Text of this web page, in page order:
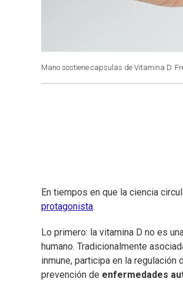
Mano sostiene capsulas de Vitamina D
En tiempos en que la ciencia
protagonista.
Lo primero: la vitamina D no es
humano. Tradicionalmente
inmune, participa en la regulación
prevención de enfermedades